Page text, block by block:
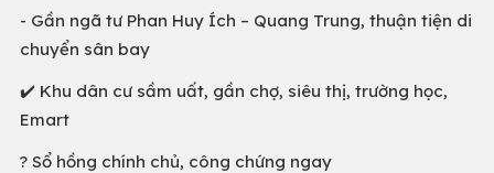
- Gần ngã tư Phan Huy Ích – Quang Trung, thuận tiện di
chuyển sân bay
✔️ Khu dân cư sầm uất, gần chợ, siêu thị, trường học,
Emart
? Sổ hồng chính chủ, công chứng ngay